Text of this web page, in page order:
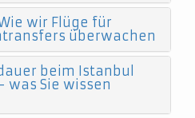
wir Flüge für
überwachen
beim Istanbul
was Sie wissen